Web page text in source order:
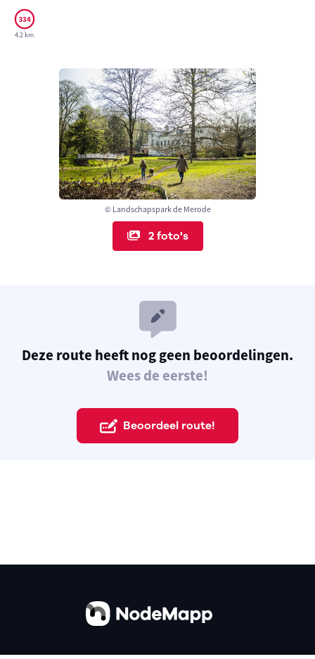
© Landschapspark de Merode
2 foto's
4.2 km
Deze route heeft nog geen beoordelingen.
Wees de eerste!
Beoordeel route!